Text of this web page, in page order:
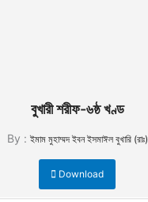
বুখারী শরীফ-৬ষ্ঠ খণ্ড
By : ইমাম মুহাম্মদ ইবন ইসমাঈল বুখারি (রাঃ)
Download